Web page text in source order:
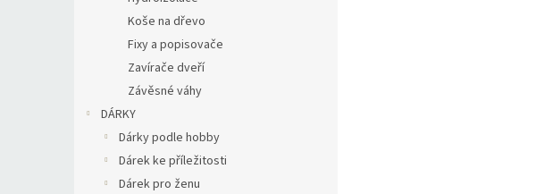
Koše na dřevo
Fixy a popisovače
Zavírače dveří
Závěsné váhy
DÁRKY
Dárky podle hobby
Dárek ke příležitosti
Dárek pro ženu